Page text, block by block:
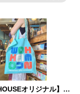
【HOWHOUSEオリジナル】 13th トートバッグ